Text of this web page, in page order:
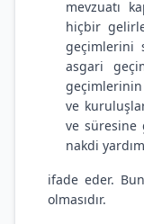
mevzuatı
hiçbir
geçimlerini
asgari
geçimlerinin
ve
ve süresine
nakdi
ifade eder.
olmasıdır.